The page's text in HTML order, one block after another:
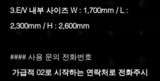
3.E/V 내부 사이즈 W : 1,700mm / L :
2,300mm / H : 2,600mm
​#### 사용 문의 전화번호
가급적 02로 시작하는 연락처로 전화주시